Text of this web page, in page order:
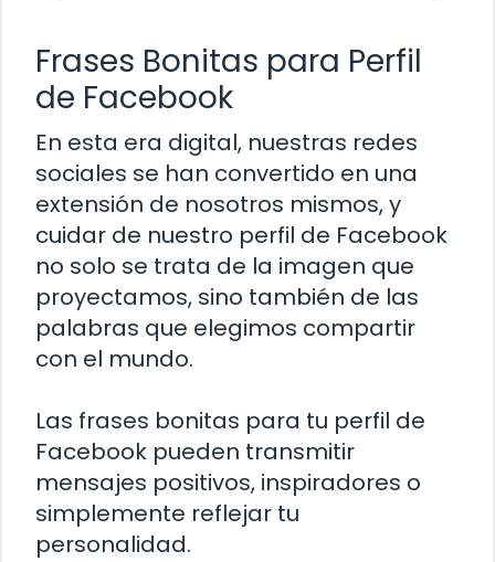
Frases Bonitas para Perfil
de Facebook
En esta era digital, nuestras redes
sociales se han convertido en una
extensión de nosotros mismos, y
cuidar de nuestro perfil de Facebook
no solo se trata de la imagen que
proyectamos, sino también de las
palabras que elegimos compartir
con el mundo.
Las frases bonitas para tu perfil de
Facebook pueden transmitir
mensajes positivos, inspiradores o
simplemente reflejar tu
personalidad.